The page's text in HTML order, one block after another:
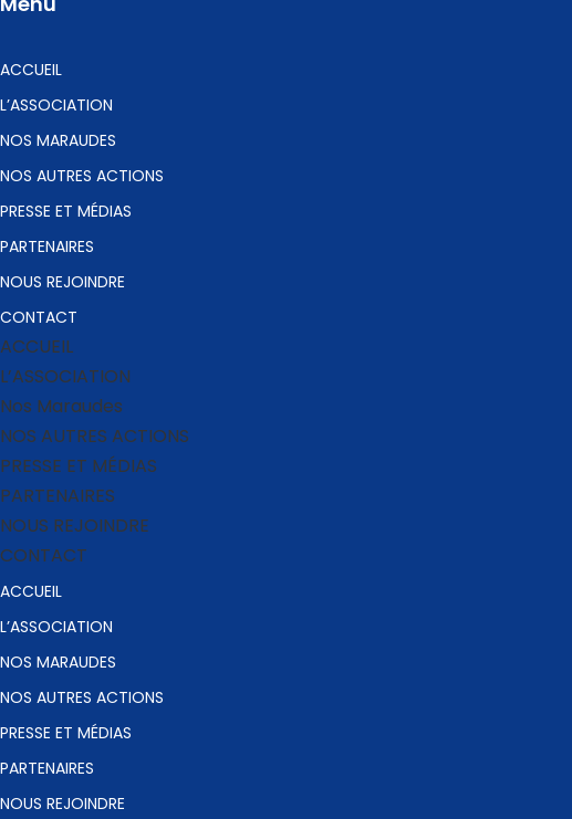
ACCUEIL
L’ASSOCIATION
NOS MARAUDES
NOS AUTRES ACTIONS
PRESSE ET MÉDIAS
PARTENAIRES
NOUS REJOINDRE
CONTACT
ACCUEIL
L’ASSOCIATION
Nos Maraudes
NOS AUTRES ACTIONS
PRESSE ET MÉDIAS
PARTENAIRES
NOUS REJOINDRE
CONTACT
ACCUEIL
L’ASSOCIATION
NOS MARAUDES
NOS AUTRES ACTIONS
PRESSE ET MÉDIAS
PARTENAIRES
NOUS REJOINDRE